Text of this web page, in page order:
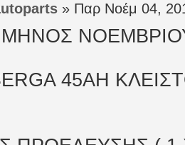
» Παρ Νοέμ 04,
45AH